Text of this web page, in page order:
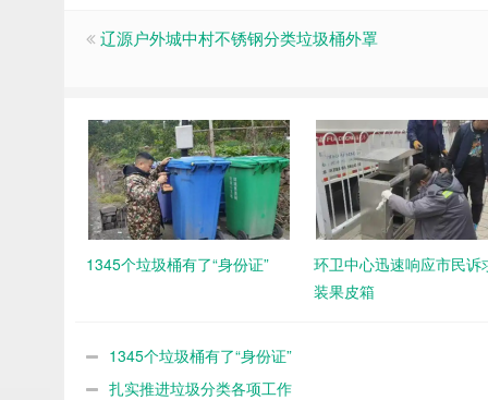
辽源户外城中村不锈钢分类垃圾桶外罩
1345个垃圾桶有了“身份证”
环卫中心迅速响应市民诉
装果皮箱
1345个垃圾桶有了“身份证”
扎实推进垃圾分类各项工作